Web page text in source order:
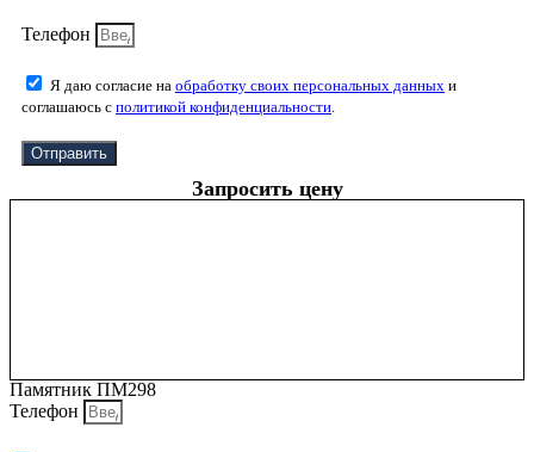
Телефон
Я даю согласие на обработку своих персональных данных и
соглашаюсь с политикой конфиденциальности.
Отправить
Запросить цену
Памятник ПМ298
Телефон